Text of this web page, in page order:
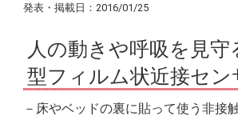
発表・掲載日：2016/01/25
人の動きや呼吸を見守
型フィルム状近接セン
－床やベッドの裏に貼って使う非接